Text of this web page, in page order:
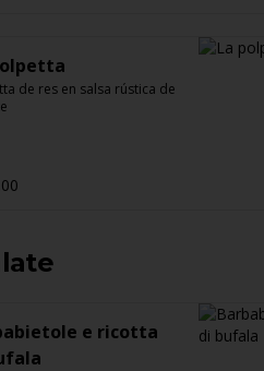
de res en salsa rústica de
e ricotta